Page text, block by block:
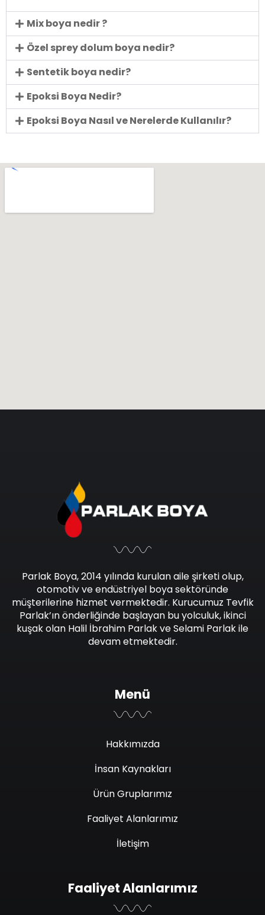
Mix boya nedir ?
Özel sprey dolum boya nedir?
Sentetik boya nedir?
Epoksi Boya Nedir?
Epoksi Boya Nasıl ve Nerelerde Kullanılır?
Parlak Boya, 2014 yılında kurulan aile şirketi olup,
otomotiv ve endüstriyel boya sektöründe
müşterilerine hizmet vermektedir. Kurucumuz Tevfik
Parlak’ın önderliğinde başlayan bu yolculuk, ikinci
kuşak olan Halil İbrahim Parlak ve Selami Parlak ile
devam etmektedir.
Menü
Hakkımızda
İnsan Kaynakları
Ürün Gruplarımız
Faaliyet Alanlarımız
İletişim
Faaliyet Alanlarımız